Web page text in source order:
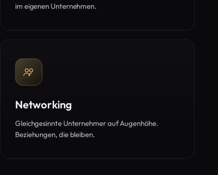
im eigenen Unternehmen.
Networking
Gleichgesinnte Unternehmer auf Augenhöhe.
Beziehungen, die bleiben.